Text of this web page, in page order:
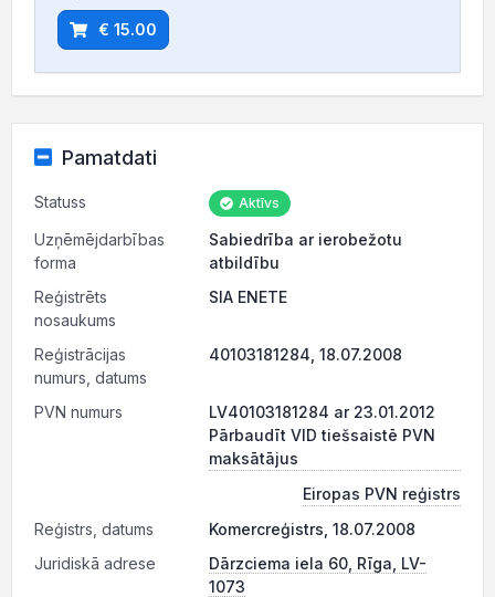
€ 15.00
Pamatdati
Statuss Aktīvs
Uzņēmējdarbības
forma
Sabiedrība ar ierobežotu
atbildību
Reģistrēts
nosaukums
SIA ENETE
Reģistrācijas
numurs, datums
40103181284, 18.07.2008
PVN numurs
LV40103181284 ar 23.01.2012
Pārbaudīt VID tiešsaistē PVN
maksātājus
Eiropas PVN reģistrs
Reģistrs, datums
Komercreģistrs, 18.07.2008
Juridiskā adrese
Dārzciema iela 60, Rīga, LV-
1073